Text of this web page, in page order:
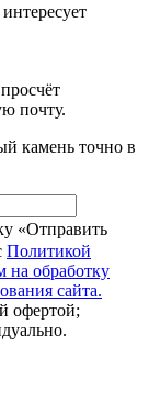
почту.
камень точно в
«Отправить
Политикой
на обработку
сайта.
офертой;